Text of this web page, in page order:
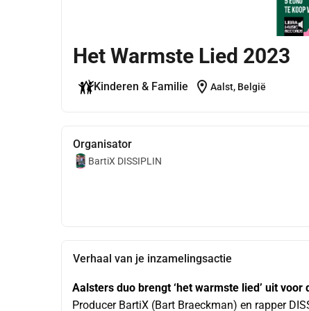
Het Warmste Lied 2023
Kinderen & Familie location_on Aalst, België
Organisator
BartiX DISSIPLIN
Verhaal van je inzamelingsactie
Aalsters duo brengt ‘het warmste lied’ uit
Producer BartiX (Bart Braeckman) en rapper